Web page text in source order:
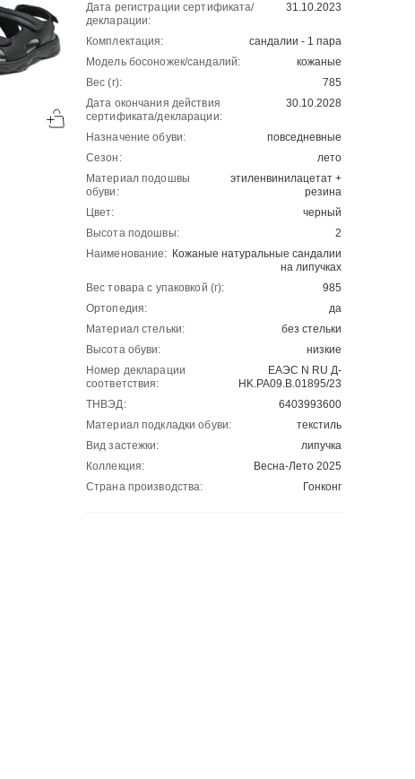
-50%
423100₽
8462 00
-50%
Дата регистрации сертификата/
декларации:
31.10.2023
Комплектация:
сандалии - 1 пара
Модель босоножек/сандалий:
кожаные
Вес (г):
785
Дата окончания действия
сертификата/декларации:
30.10.2028
Назначение обуви:
повседневные
Сезон:
лето
Материал подошвы
обуви:
этиленвинилацетат +
резина
Цвет:
черный
Высота подошвы:
2
Наименование: Кожаные натуральные сандалии
на липучках
Вес товара с упаковкой (г):
985
Ортопедия:
да
Материал стельки:
без стельки
Высота обуви:
низкие
Номер декларации
соответствия:
ЕАЭС N RU Д-
HK.РА09.В.01895/23
ТНВЭД:
6403993600
Материал подкладки обуви:
текстиль
Вид застежки:
липучка
Коллекция:
Весна-Лето 2025
Страна производства:
Гонконг